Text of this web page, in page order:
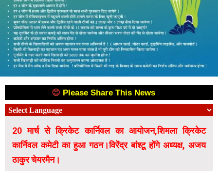
😊 Please Share This News
20 मार्च से क्रिकेट कार्निवल का आयोजन,शिमला क्रिकेट
कार्निवल कमेटी का हुआ गठन।विरेंद्र बांश्टू होंगे अध्यक्ष, अजय
ठाकुर चेयरमैन।